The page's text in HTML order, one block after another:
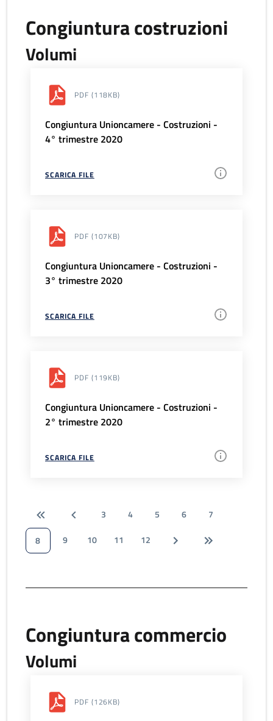
Congiuntura costruzioni
Volumi
PDF (118KB)
Congiuntura Unioncamere - Costruzioni -
4° trimestre 2020
SCARICA FILE
PDF (107KB)
Congiuntura Unioncamere - Costruzioni -
3° trimestre 2020
SCARICA FILE
PDF (119KB)
Congiuntura Unioncamere - Costruzioni -
2° trimestre 2020
SCARICA FILE
3 4 5 6
7
8
9 10 11 12
Congiuntura commercio
Volumi
PDF (126KB)